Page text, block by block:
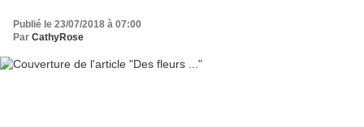
Publié le 23/07/2018 à 07:00
Par CathyRose